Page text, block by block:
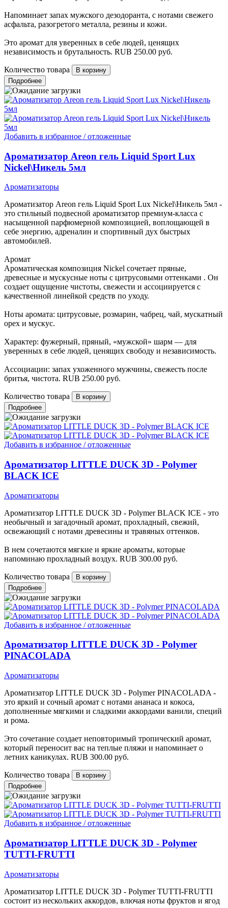
Напоминает запах мужского дезодоранта, с нотами свежего
асфальта, разогретого металла, резины и кожи.
Это аромат для уверенных в себе людей, ценящих
независимость и брутальность. RUB 250.00 руб.
Количество товара
Подробнее
Добавить в избранное / отложенные
Ароматизатор Areon гель Liquid Sport Lux
Nickel\Никель 5мл
Ароматизаторы
Ароматизатор Areon гель Liquid Sport Lux Nickel\Никель 5мл -
это стильный подвесной ароматизатор премиум-класса с
насыщенной парфюмерной композицией, воплощающей в
себе энергию, адреналин и спортивный дух быстрых
автомобилей.
Аромат
Ароматическая композиция Nickel сочетает пряные,
древесные и мускусные ноты с цитрусовыми оттенками . Он
создает ощущение чистоты, свежести и ассоциируется с
качественной линейкой средств по уходу.
Ноты аромата: цитрусовые, розмарин, чабрец, чай, мускатный
орех и мускус.
Характер: фужерный, пряный, «мужской» шарм — для
уверенных в себе людей, ценящих свободу и независимость.
Ассоциации: запах ухоженного мужчины, свежесть после
бритья, чистота. RUB 250.00 руб.
Количество товара
Подробнее
Добавить в избранное / отложенные
Ароматизатор LITTLE DUCK 3D - Polymer
BLACK ICE
Ароматизаторы
Ароматизатор LITTLE DUCK 3D - Polymer BLACK ICE - это
необычный и загадочный аромат, прохладный, свежий,
освежающий с нотами древесины и травяных оттенков.
В нем сочетаются мягкие и яркие ароматы, которые
напоминаю прохладный воздух. RUB 300.00 руб.
Количество товара
Подробнее
Добавить в избранное / отложенные
Ароматизатор LITTLE DUCK 3D - Polymer
PINACOLADA
Ароматизаторы
Ароматизатор LITTLE DUCK 3D - Polymer PINACOLADA -
это яркий и сочный аромат с нотами ананаса и кокоса,
дополненные мягкими и сладкими аккордами ванили, специй
и рома.
Это сочетание создает неповторимый тропический аромат,
который переносит вас на теплые пляжи и напоминает о
летних каникулах. RUB 300.00 руб.
Количество товара
Подробнее
Добавить в избранное / отложенные
Ароматизатор LITTLE DUCK 3D - Polymer
TUTTI-FRUTTI
Ароматизаторы
Ароматизатор LITTLE DUCK 3D - Polymer TUTTI-FRUTTI
состоит из нескольких аккордов, влючая ноты фруктов и ягод